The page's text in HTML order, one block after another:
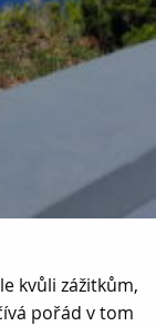
kvůli zážitkům,
pořád v tom